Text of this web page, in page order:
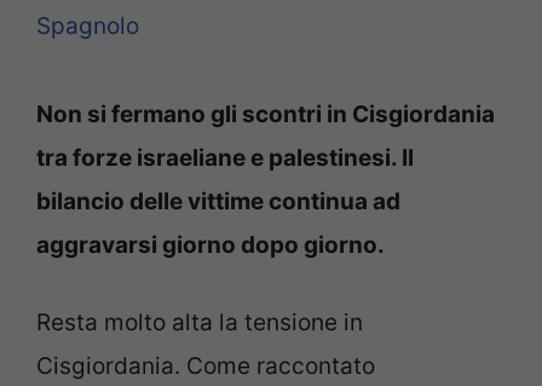
Spagnolo
Non si fermano gli scontri in Cisgiordania
tra forze israeliane e palestinesi. Il
bilancio delle vittime continua ad
aggravarsi giorno dopo giorno.
Resta molto alta la tensione in
Cisgiordania. Come raccontato